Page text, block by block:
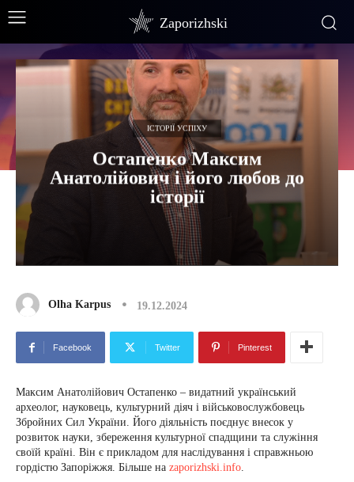
Zaporizhski
ІСТОРІЇ УСПІХУ
Остапенко Максим
Анатолійович і його любов до
історії
Olha Karpus 19.12.2024
Facebook Twitter Pinterest
Максим Анатолійович Остапенко – видатний український
археолог, науковець, культурний діяч і військовослужбовець
Збройних Сил України. Його діяльність поєднує внесок у
розвиток науки, збереження культурної спадщини та служіння
своїй країні. Він є прикладом для наслідування і справжньою
гордістю Запоріжжя. Більше на zaporizhski.info.